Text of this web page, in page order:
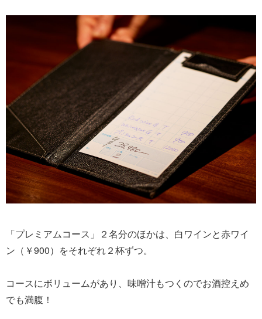
「プレミアムコース」２名分のほかは、白ワインと赤ワイ
ン（￥900）をそれぞれ２杯ずつ。
コースにボリュームがあり、味噌汁もつくのでお酒控えめ
でも満腹！